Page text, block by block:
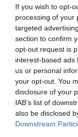
If you wish to opt-
processing of your
targeted
section to confirm
opt-out request is
interest-based ads
us or personal
your opt-out. You
disclosure of your
IAB’s list of
also be disclosed
Downstream
στάσεις των
Smith, CEO
«Πολλές
για
Βαρκελώνη και
την τελευταία
θα βρίσκονται
των εμποδίων
Music
Ο Glenn
από τις